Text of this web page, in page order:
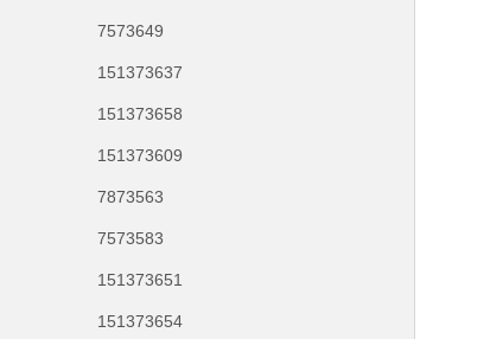
7573649
151373637
151373658
151373609
7873563
7573583
151373651
151373654